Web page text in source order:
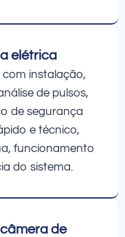
elétrica
com instalação,
de pulsos,
de segurança
e técnico,
funcionamento
do sistema.
de